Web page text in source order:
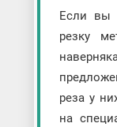
Если вы
резку
реза у
на